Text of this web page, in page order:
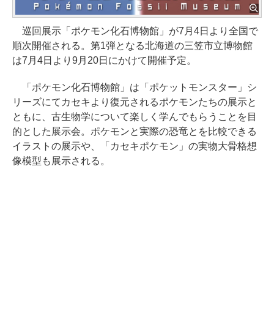
巡回展示「ポケモン化石博物館」が7月4日より全国で
順次開催される。第1弾となる北海道の三笠市立博物館
は7月4日より9月20日にかけて開催予定。
「ポケモン化石博物館」は「ポケットモンスター」シ
リーズにてカセキより復元されるポケモンたちの展示と
ともに、古生物学について楽しく学んでもらうことを目
的とした展示会。ポケモンと実際の恐竜とを比較できる
イラストの展示や、「カセキポケモン」の実物大骨格想
像模型も展示される。